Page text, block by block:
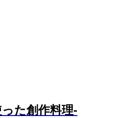
た創作料理-